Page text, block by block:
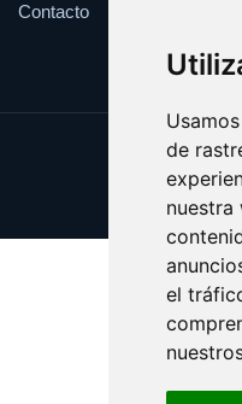
de
nuestra
el
Contacto
Update
Copyright